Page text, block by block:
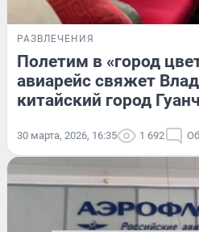
РАЗВЛЕЧЕНИЯ
Полетим в «город
авиарейс свяжет
китайский город
30 марта, 2026, 16:35 1 692